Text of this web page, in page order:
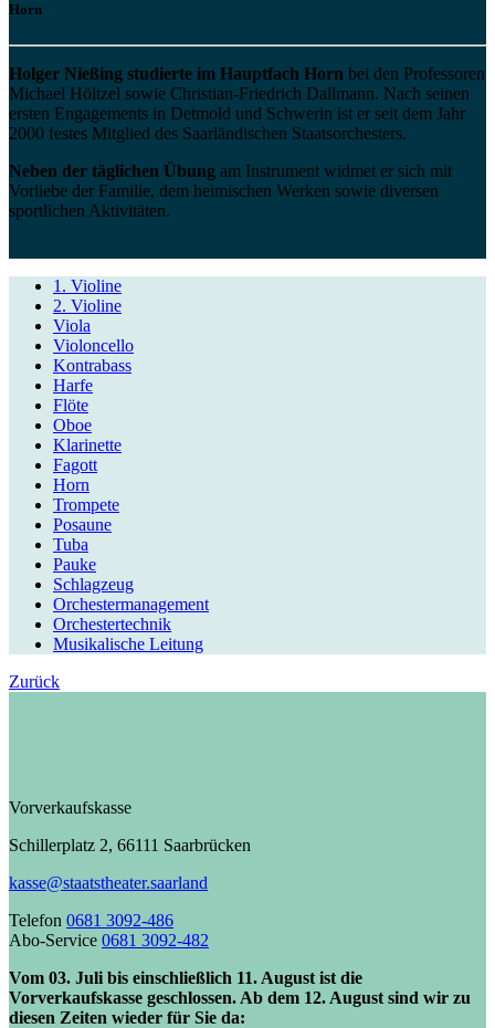
Horn
Holger Nießing studierte im Hauptfach Horn bei den Professoren
Michael Höltzel sowie Christian-Friedrich Dallmann. Nach seinen
ersten Engagements in Detmold und Schwerin ist er seit dem Jahr
2000 festes Mitglied des Saarländischen Staatsorchesters.
Neben der täglichen Übung am Instrument widmet er sich mit
Vorliebe der Familie, dem heimischen Werken sowie diversen
sportlichen Aktivitäten.
1. Violine
2. Violine
Viola
Violoncello
Kontrabass
Harfe
Flöte
Oboe
Klarinette
Fagott
Horn
Trompete
Posaune
Tuba
Pauke
Schlagzeug
Orchestermanagement
Orchestertechnik
Musikalische Leitung
Zurück
Vorverkaufskasse
Schillerplatz 2, 66111 Saarbrücken
kasse@staatstheater.saarland
Telefon 0681 3092-486
Abo-Service 0681 3092-482
Vom 03. Juli bis einschließlich 11. August ist die
Vorverkaufskasse geschlossen. Ab dem 12. August sind wir zu
diesen Zeiten wieder für Sie da: